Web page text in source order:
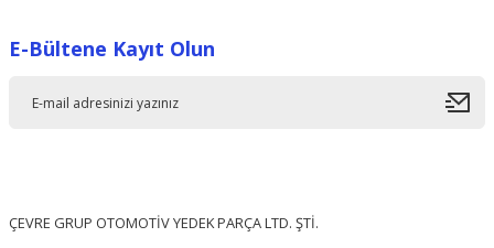
Ürün resmi kalitesiz, bozuk veya görüntülenemiyor.
E-Bültene Kayıt Olun
ÇEVRE GRUP OTOMOTİV YEDEK PARÇA LTD. ŞTİ.